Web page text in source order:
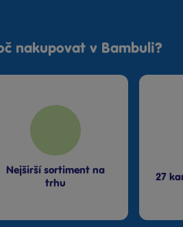
nakupovat v Bambuli?
Nejširší sortiment na
trhu
27